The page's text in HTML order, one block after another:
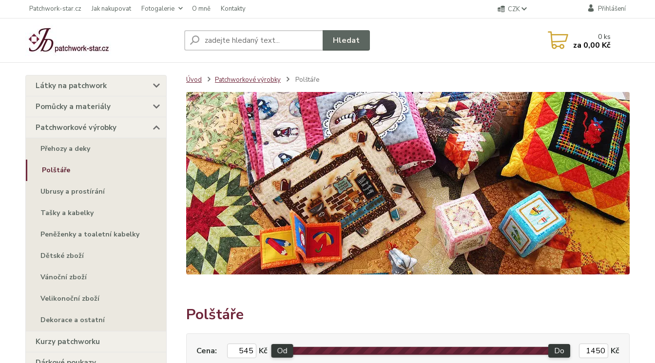
Patchwork-star.cz Jak nakupovat Fotogalerie O mně Kontakty CZK Přihlášení
Hledat 0ks
za 0,00 Kč
Látky na patchwork
Pomůcky a materiály
Patchworkové výrobky
Přehozy a deky
Polštáře
Ubrusy a prostírání
Tašky a kabelky
Peněženky a toaletní kabelky
Dětské zboží
Vánoční zboží
Velikonoční zboží
Dekorace a ostatní
Kurzy patchworku
Úvod Patchworkové výrobky Polštáře
Polštáře
Cena: Kč Od Do Kč